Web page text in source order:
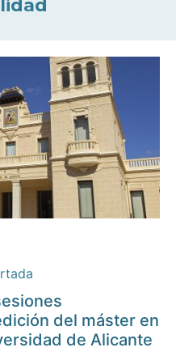
del máster en
de Alicante